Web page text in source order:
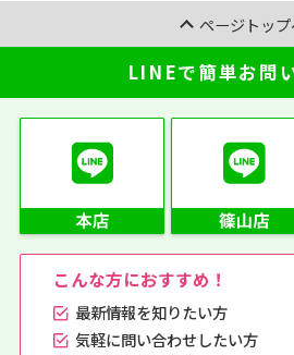
ページトッ
LINEで簡単お問
こんな方におすすめ！
最新情報を知りたい方
気軽に問い合わせしたい方